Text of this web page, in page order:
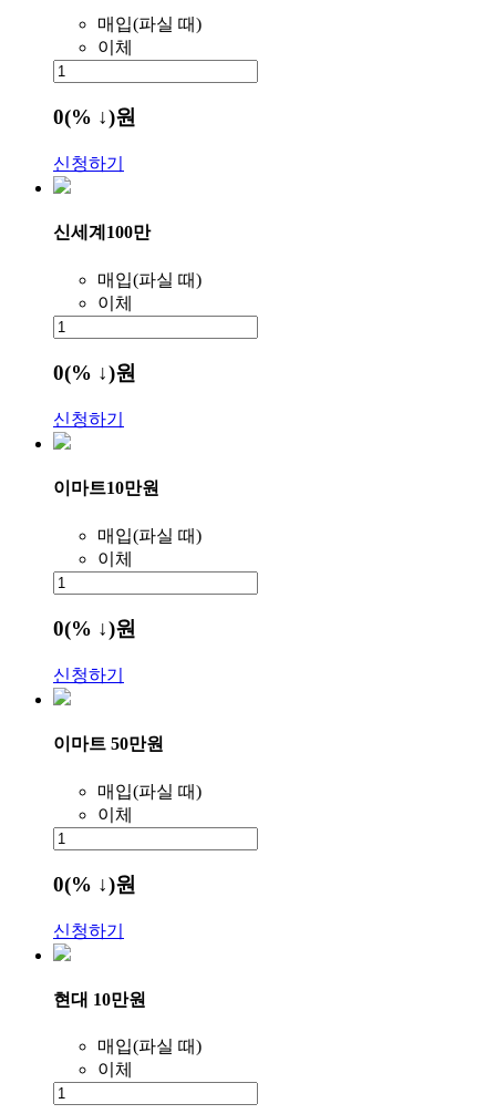
매입(파실 때)
이체
0(% ↓)원
신청하기
신세계100만
매입(파실 때)
이체
0(% ↓)원
신청하기
이마트10만원
매입(파실 때)
이체
0(% ↓)원
신청하기
이마트 50만원
매입(파실 때)
이체
0(% ↓)원
신청하기
현대 10만원
매입(파실 때)
이체